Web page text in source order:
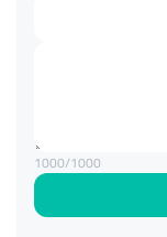
1000/1000